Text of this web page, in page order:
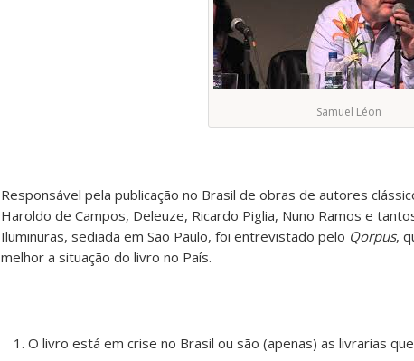
Samuel Léon
Responsável pela publicação no Brasil de obras de autores
Haroldo de Campos, Deleuze, Ricardo Piglia, Nuno Ramos e
Iluminuras, sediada em São Paulo, foi entrevistado pelo Qorpus,
melhor a situação do livro no País.
O livro está em crise no Brasil ou são (apenas) as livrarias